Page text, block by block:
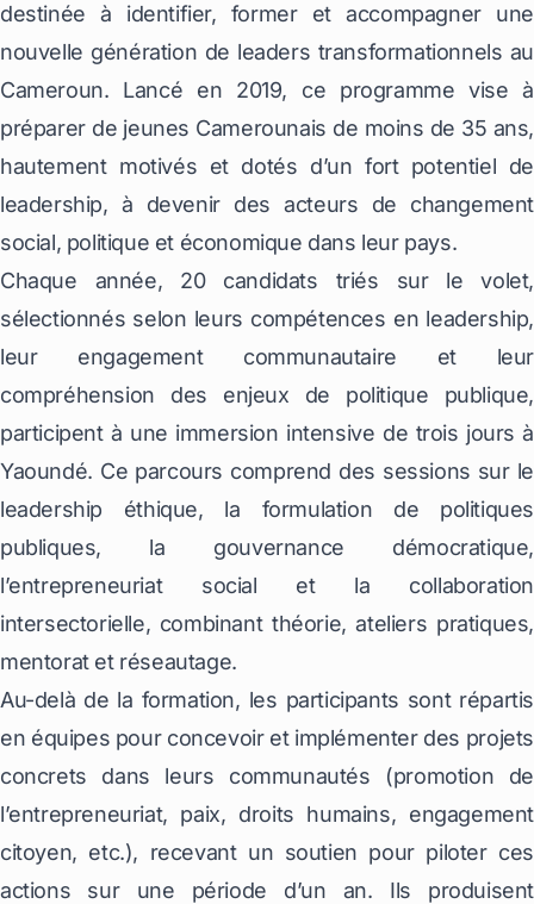
destinée à identifier, former et accompagner une
nouvelle génération de leaders transformationnels au
Cameroun. Lancé en 2019, ce programme vise à
préparer de jeunes Camerounais de moins de 35 ans,
hautement motivés et dotés d’un fort potentiel de
leadership, à devenir des acteurs de changement
social, politique et économique dans leur pays.
Chaque année, 20 candidats triés sur le volet,
sélectionnés selon leurs compétences en leadership,
leur engagement communautaire et leur
compréhension des enjeux de politique publique,
participent à une immersion intensive de trois jours à
Yaoundé. Ce parcours comprend des sessions sur le
leadership éthique, la formulation de politiques
publiques, la gouvernance démocratique,
l’entrepreneuriat social et la collaboration
intersectorielle, combinant théorie, ateliers pratiques,
mentorat et réseautage.
Au-delà de la formation, les participants sont répartis
en équipes pour concevoir et implémenter des projets
concrets dans leurs communautés (promotion de
l’entrepreneuriat, paix, droits humains, engagement
citoyen, etc.), recevant un soutien pour piloter ces
actions sur une période d’un an. Ils produisent